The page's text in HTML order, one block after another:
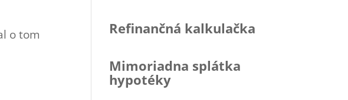
o tom
Refinančná kalkulačka
Mimoriadna splátka
hypotéky